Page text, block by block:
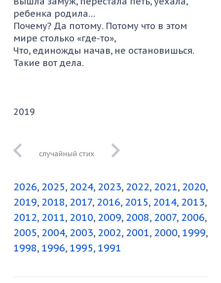
ребенка родила…
Почему? Да потому. Потому что в этом
мире столько «где-то»,
Что, единожды начав, не остановишься.
Такие вот дела.
2019
2026 2025 2024 2023 2022 2021 2020
2019 2018 2017 2016 2015 2014 2013
2012 2011 2010 2009 2008 2007 2006
2005 2004 2003 2002 2001 2000 1999
1998 1996 1995 1991